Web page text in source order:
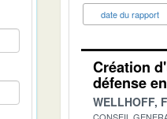
date du rapport
Création
défense
WELLHOFF,
CONSEIL